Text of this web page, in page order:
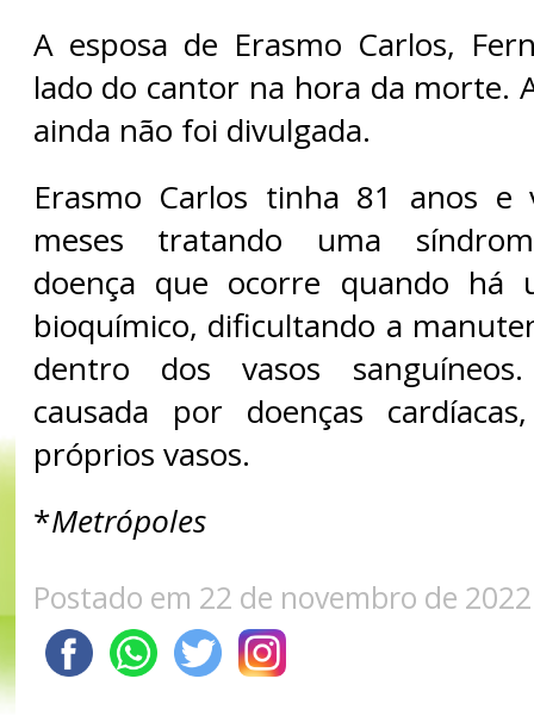
A esposa de Erasmo Carlos,
lado do cantor na hora da morte.
ainda não foi divulgada.
Erasmo Carlos tinha 81 anos e
meses tratando uma
doença que ocorre quando há
bioquímico, dificultando a
dentro dos vasos
causada por doenças
próprios vasos.
*Metrópoles
Postado em 22 de novembro de 2022